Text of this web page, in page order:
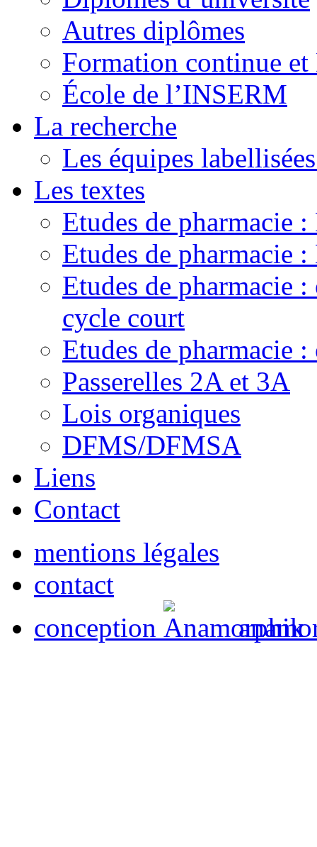
Autres diplômes
Formation continue et
École de l’INSERM
La recherche
Les équipes
Les textes
Etudes de pharmacie :
Etudes de pharmacie
Etudes de pharmacie
cycle court
Etudes de pharmacie
Passerelles 2A et 3A
Lois organiques
DFMS/DFMSA
Liens
Contact
mentions légales
contact
conception